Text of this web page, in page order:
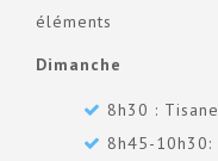
éléments
Dimanche
8h30 :
8h45-